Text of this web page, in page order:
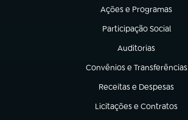
Ações e Programas
(abre em nova aba)
Participação Social
(abre em nova aba)
Auditorias
(abre em nova aba)
Convênios e Transferências
(abre em nova aba)
Receitas e Despesas
(abre em nova aba)
Licitações e Contratos
(abre em nova aba)